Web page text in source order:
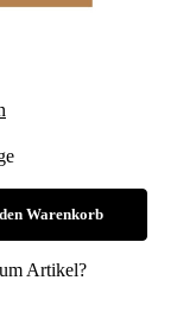
Warenkorb
Artikel?